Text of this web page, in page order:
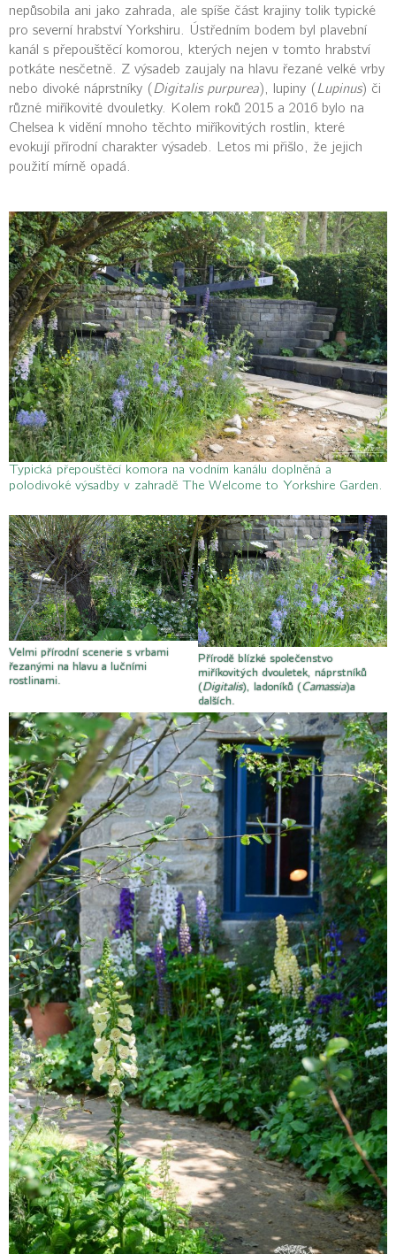
nepůsobila ani jako zahrada, ale spíše část krajiny tolik typické
pro severní hrabství Yorkshiru. Ústředním bodem byl plavební
kanál s přepouštěcí komorou, kterých nejen v tomto hrabství
potkáte nesčetně. Z výsadeb zaujaly na hlavu řezané velké vrby
nebo divoké náprstníky (Digitalis purpurea), lupiny (Lupinus) či
různé miříkovité dvouletky. Kolem roků 2015 a 2016 bylo na
Chelsea k vidění mnoho těchto miříkovitých rostlin, které
evokují přírodní charakter výsadeb. Letos mi přišlo, že jejich
použití mírně opadá.
Typická přepouštěcí komora na vodním kanálu doplněná a
polodivoké výsadby v zahradě The Welcome to Yorkshire Garden.
Velmi přírodní scenerie s vrbami
řezanými na hlavu a lučními
rostlinami.
Přírodě blízké společenstvo
miříkovitých dvouletek, náprstníků
(Digitalis), ladoníků (Camassia)a
dalších.